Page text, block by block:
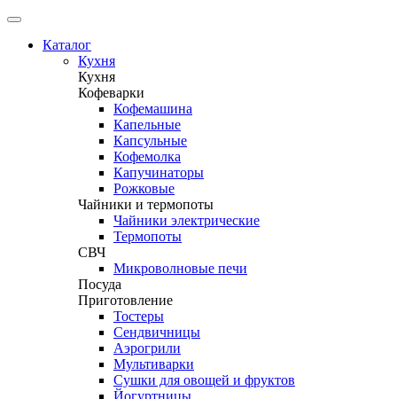
Каталог
Кухня
Кухня
Кофеварки
Кофемашина
Капельные
Капсульные
Кофемолка
Капучинаторы
Рожковые
Чайники и термопоты
Чайники электрические
Термопоты
СВЧ
Микроволновые печи
Посуда
Приготовление
Тостеры
Сендвичницы
Аэрогрили
Мультиварки
Сушки для овощей и фруктов
Йогуртницы